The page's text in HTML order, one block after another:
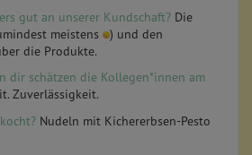
gut an unserer Kundschaft? Die
meistens
) und den
die Produkte.
dir schätzen die Kollegen*innen am
Zuverlässigkeit.
Nudeln mit Kichererbsen-Pesto